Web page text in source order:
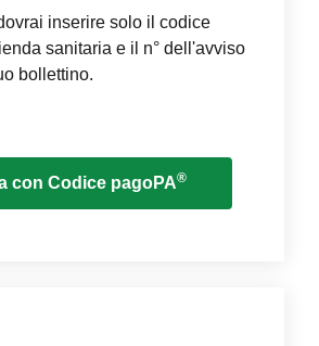
inserire solo il codice
sanitaria e il n° dell'avviso
bollettino.
con Codice pagoPA®